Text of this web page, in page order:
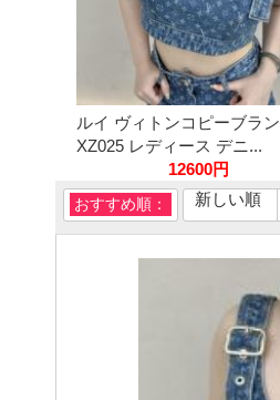
ルイ ヴィトンコピーブラ
XZ025 レディース デニ...
12600円
おすすめ順： 新しい順